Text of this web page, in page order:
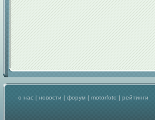
о нас | новости | форум | motorfoto | рейтинги